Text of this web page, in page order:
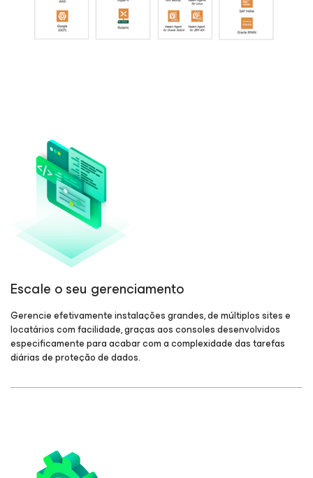
Escale o seu gerenciamento
Gerencie efetivamente instalações grandes, de múltiplos sites e
locatários com facilidade, graças aos consoles desenvolvidos
especificamente para acabar com a complexidade das tarefas
diárias de proteção de dados.